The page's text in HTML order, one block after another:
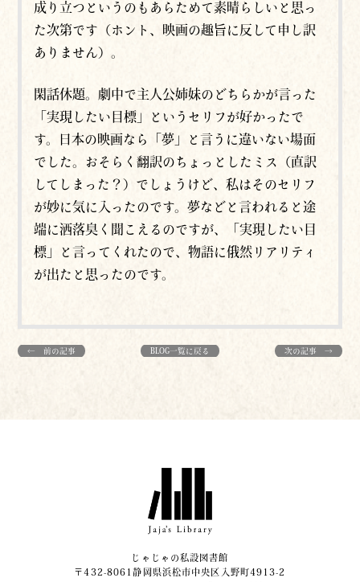
成り立つというのもあらためて素晴らしいと思っ
た次第です（ホント、映画の趣旨に反して申し訳
ありません）。
閑話休題。劇中で主人公姉妹のどちらかが言った
「実現したい目標」というセリフが好かったで
す。日本の映画なら「夢」と言うに違いない場面
でした。おそらく翻訳のちょっとしたミス（直訳
してしまった？）でしょうけど、私はそのセリフ
が妙に気に入ったのです。夢などと言われると途
端に洒落臭く聞こえるのですが、「実現したい目
標」と言ってくれたので、物語に俄然リアリティ
が出たと思ったのです。
← 前の記事 BLOG一覧に戻る 次の記事 →
じゃじゃの私設図書館
〒432-8061静岡県浜松市中央区入野町4913-2